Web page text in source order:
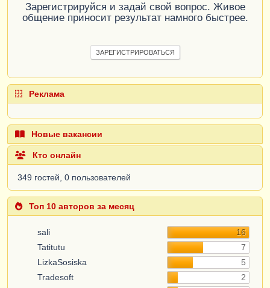
Зарегистрируйся и задай свой вопрос. Живое
общение приносит результат намного быстрее.
ЗАРЕГИСТРИРОВАТЬСЯ
Реклама
Новые вакансии
Кто онлайн
349 гостей, 0 пользователей
Топ 10 авторов за месяц
sali
16
Tatitutu
7
LizkaSosiska
5
Tradesoft
2